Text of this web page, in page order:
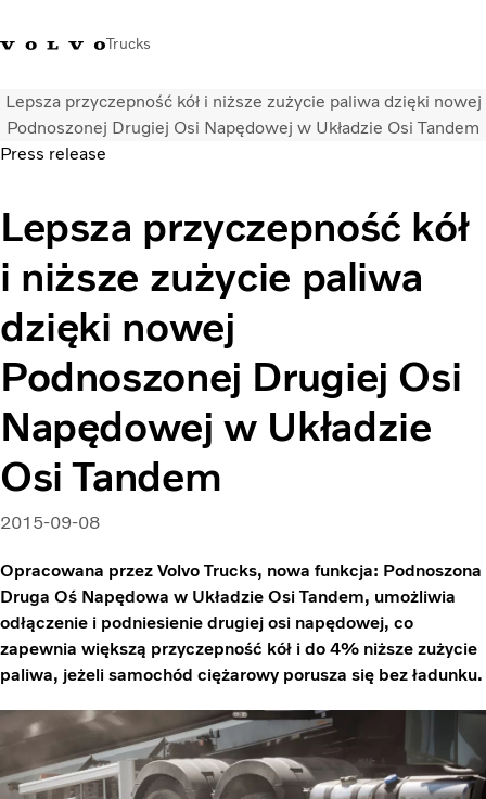
Trucks
+48 22 383 45 00Sklep Volvo TrucksZaloguj się Polska
Samochody ciężarowe
Usługi
Wyszukiwarka dealerów
Aktualności
O nas
Volvo Truck Builder
Kontakt
Lepsza przyczepność kół i niższe zużycie paliwa dzięki nowej
Podnoszonej Drugiej Osi Napędowej w Układzie Osi Tandem
Press release
Lepsza przyczepność kół
i niższe zużycie paliwa
dzięki nowej
Podnoszonej Drugiej Osi
Napędowej w Układzie
Osi Tandem
2015-09-08
Opracowana przez Volvo Trucks, nowa funkcja: Podnoszona
Druga Oś Napędowa w Układzie Osi Tandem, umożliwia
odłączenie i podniesienie drugiej osi napędowej, co
zapewnia większą przyczepność kół i do 4% niższe zużycie
paliwa, jeżeli samochód ciężarowy porusza się bez ładunku.